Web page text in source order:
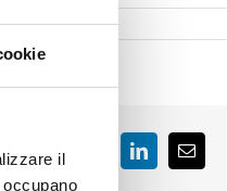
il
FacebookLinkedInEmail